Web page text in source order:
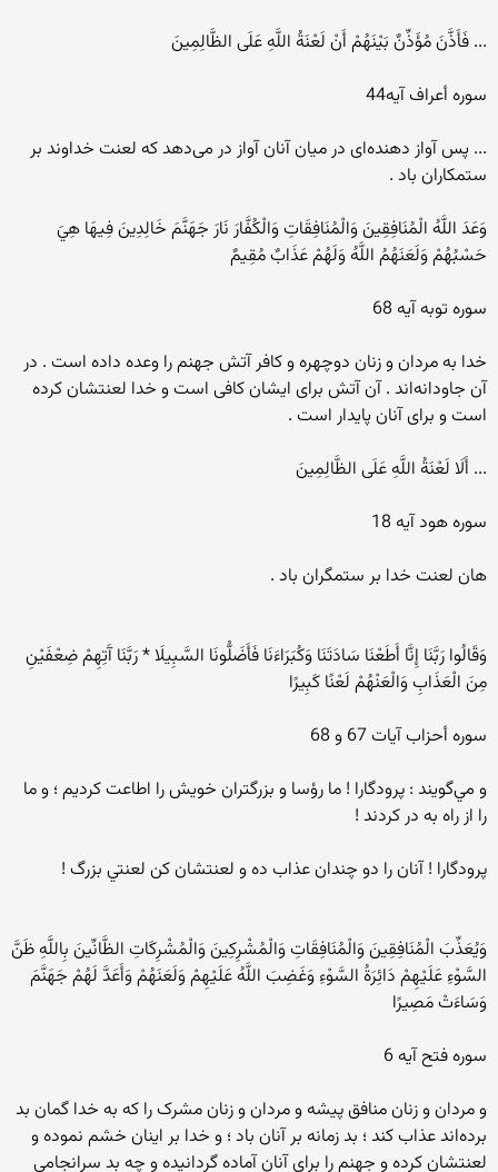
... فَأَذَّنَ مُؤَذِّنٌ بَيْنَهُمْ أَنْ لَعْنَةُ اللَّهِ عَلَى الظَّالِمِينَ
سوره أعراف آيه44
... پس آواز دهنده‌ای در ميان آنان آواز در‌ می‌دهد که لعنت خداوند بر
ستمکاران باد .
وَعَدَ اللَّهُ الْمُنَافِقِينَ وَالْمُنَافِقَاتِ وَالْكُفَّارَ نَارَ جَهَنَّمَ خَالِدِينَ فِيهَا هِيَ
حَسْبُهُمْ وَلَعَنَهُمُ اللَّهُ وَلَهُمْ عَذَابٌ مُقِيمٌ
سوره توبه آيه 68
خدا به مردان و زنان دوچهره و کافر آتش جهنم را وعده داده است . در
آن جاودانه‌اند . آن آتش برای ايشان کافی است و خدا لعنتشان کرده
است و برای آنان پايدار است .
... أَلَا لَعْنَةُ اللَّهِ عَلَى الظَّالِمِينَ
سوره هود آيه 18
هان لعنت خدا بر ستمگران باد .
وَقَالُوا رَبَّنَا إِنَّا أَطَعْنَا سَادَتَنَا وَكُبَرَاءَنَا فَأَضَلُّونَا السَّبِيلَا * رَبَّنَا آَتِهِمْ ضِعْفَيْنِ
مِنَ الْعَذَابِ وَالْعَنْهُمْ لَعْنًا كَبِيرًا
سوره أحزاب آيات 67 و 68
و مي‌گويند : پرودگارا ! ما رؤسا و بزرگتران خويش را اطاعت كرديم ؛ و ما
را از راه به در كردند !
پرودگارا ! آنان را دو چندان عذاب ده و لعنتشان كن لعنتي بزرگ !
وَيُعَذِّبَ الْمُنَافِقِينَ وَالْمُنَافِقَاتِ وَالْمُشْرِكِينَ وَالْمُشْرِكَاتِ الظَّانِّينَ بِاللَّهِ ظَنَّ
السَّوْءِ عَلَيْهِمْ دَائِرَةُ السَّوْءِ وَغَضِبَ اللَّهُ عَلَيْهِمْ وَلَعَنَهُمْ وَأَعَدَّ لَهُمْ جَهَنَّمَ
وَسَاءَتْ مَصِيرًا
سوره فتح آيه 6
و مردان و زنان منافق پيشه و مردان و زنان مشرک را که به خدا گمان بد
برده‌اند عذاب کند ؛ بد زمانه بر آنان باد ؛ و خدا بر اينان خشم نموده و
لعنتشان کرده و جهنم را برای آنان آماده گردانيده و چه بد سرانجامی